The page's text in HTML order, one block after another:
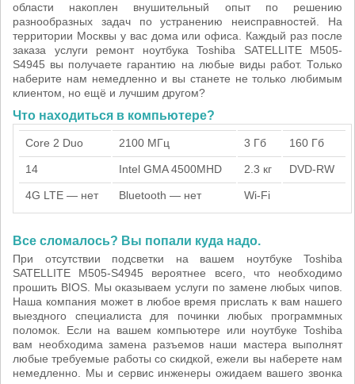
области накоплен внушительный опыт по решению
разнообразных задач по устранению неисправностей. На
территории Москвы у вас дома или офиса. Каждый раз после
заказа услуги ремонт ноутбука Toshiba SATELLITE M505-
S4945 вы получаете гарантию на любые виды работ. Только
наберите нам немедленно и вы станете не только любимым
клиентом, но ещё и лучшим другом?
Что находиться в компьютере?
Core 2 Duo 2100 МГц 3 Гб 160 Гб
14 Intel GMA 4500MHD 2.3 кг DVD-RW
4G LTE — нет Bluetooth — нет Wi-Fi
Все сломалось? Вы попали куда надо.
При отсутствии подсветки на вашем ноутбуке Toshiba
SATELLITE M505-S4945 вероятнее всего, что необходимо
прошить BIOS. Мы оказываем услуги по замене любых чипов.
Наша компания может в любое время прислать к вам нашего
выездного специалиста для починки любых программных
поломок. Если на вашем компьютере или ноутбуке Toshiba
вам необходима замена разъемов наши мастера выполнят
любые требуемые работы со скидкой, ежели вы наберете нам
немедленно. Мы и сервис инженеры ожидаем вашего звонка